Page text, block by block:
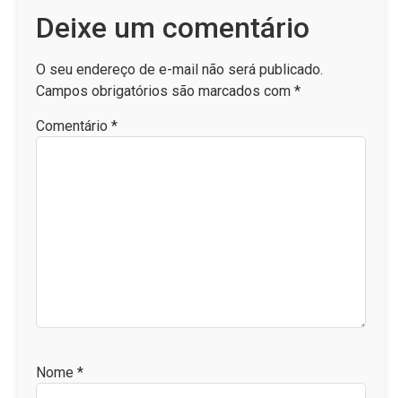
Deixe um comentário
O seu endereço de e-mail não será publicado.
Campos obrigatórios são marcados com *
Comentário *
Nome *